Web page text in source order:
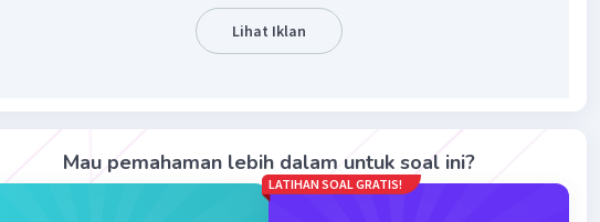
Iklan
Lihat Iklan
Mau pemahaman lebih dalam untuk soal ini?
LATIHAN SOAL GRATIS!